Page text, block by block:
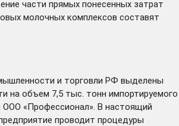
части прямых понесенных затрат
молочных комплексов составят
и торговли РФ выделены
на объем 7,5 тыс. тонн импортируемого
ООО «Профессионал». В настоящий
проводит процедуры